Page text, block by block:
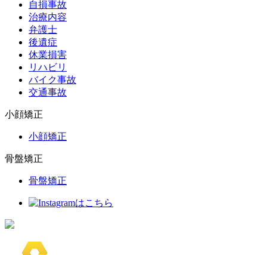
自損事故
治療内容
弁護士
後遺症
休業損害
リハビリ
バイク事故
交通事故
小顔矯正
小顔矯正
骨盤矯正
骨盤矯正